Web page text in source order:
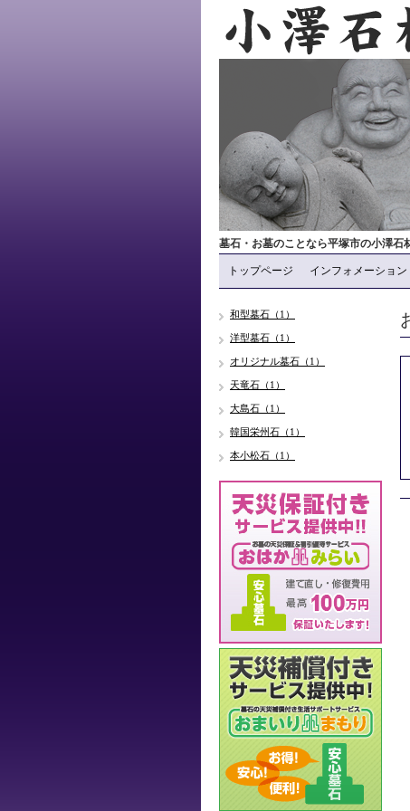
墓石・お墓のことなら平塚市の小澤石
トップページ インフォメーション
和型墓石（1）
洋型墓石（1）
オリジナル墓石（1）
天竜石（1）
大島石（1）
韓国栄州石（1）
本小松石（1）